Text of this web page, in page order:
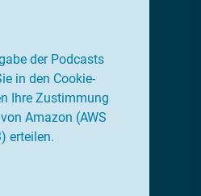
der Podcasts
in den Cookie-
Ihre Zustimmung
Amazon (AWS
erteilen.